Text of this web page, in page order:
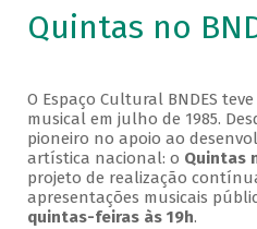
Quintas no
O Espaço Cultural BNDES
musical em julho de 1985.
pioneiro no apoio ao
artística nacional: o Quintas
projeto de realização
apresentações musicais
quintas-feiras às 19h.